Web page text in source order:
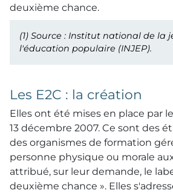
deuxième chance.
(1) Source : Institut national de la
l'éducation populaire (INJEP).
Les E2C : la création
Elles ont été mises en place par
13 décembre 2007. Ce sont des
des organismes de formation
personne physique ou morale
attribué, sur leur demande, le
deuxième chance ». Elles